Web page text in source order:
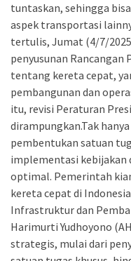
tuntaskan, sehingga
aspek transportasi
tertulis, Jumat (4/7/
penyusunan
tentang kereta cepat,
pembangunan dan
itu, revisi Peraturan
dirampungkan.Tak
pembentukan satuan
implementasi kebijakan
optimal. Pemerintah
kereta cepat di
Infrastruktur dan
Harimurti Yudhoyono
strategis, mulai dari